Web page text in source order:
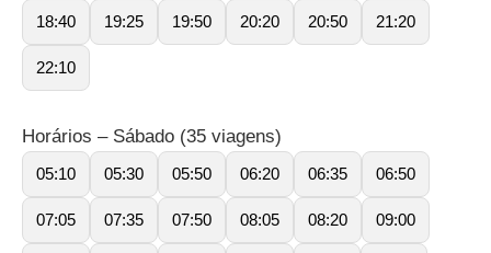
18:40 19:25 19:50 20:20 20:50 21:20
22:10
Horários – Sábado (35 viagens)
05:10 05:30 05:50 06:20 06:35 06:50
07:05 07:35 07:50 08:05 08:20 09:00